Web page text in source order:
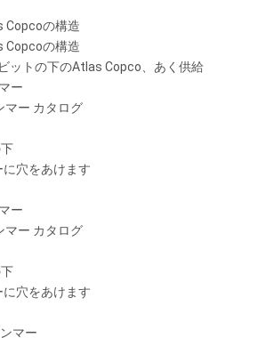
Copcoの構造
Copcoの構造
ットの下のAtlas Copco、あく供給
ー
マー カタログ
穴をあけます
ー
マー カタログ
穴をあけます
マー